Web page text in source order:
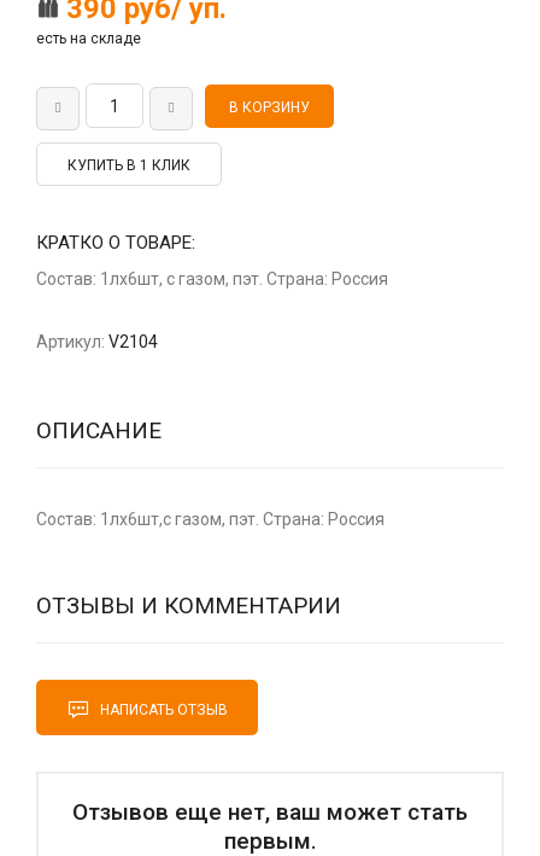
390 руб/ уп.
есть на складе
КУПИТЬ В 1 КЛИК
КРАТКО О ТОВАРЕ:
Состав: 1лх6шт, с газом, пэт. Страна: Россия
Артикул: V2104
ОПИСАНИЕ
Состав: 1лх6шт,с газом, пэт. Страна: Россия
ОТЗЫВЫ И КОММЕНТАРИИ
НАПИСАТЬ ОТЗЫВ
Отзывов еще нет, ваш может стать
первым.